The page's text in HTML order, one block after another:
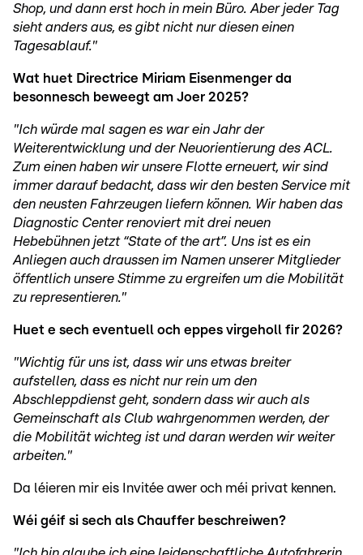
Shop, und dann erst hoch in mein Büro. Aber jeder Tag
sieht anders aus, es gibt nicht nur diesen einen
Tagesablauf."
Wat huet Directrice Miriam Eisenmenger da
besonnesch beweegt am Joer 2025?
"Ich würde mal sagen es war ein Jahr der
Weiterentwicklung und der Neuorientierung des ACL.
Zum einen haben wir unsere Flotte erneuert, wir sind
immer darauf bedacht, dass wir den besten Service mit
den neusten Fahrzeugen liefern können. Wir haben das
Diagnostic Center renoviert mit drei neuen
Hebebühnen jetzt “State of the art”. Uns ist es ein
Anliegen auch draussen im Namen unserer Mitglieder
öffentlich unsere Stimme zu ergreifen um die Mobilität
zu representieren."
Huet e sech eventuell och eppes virgeholl fir 2026?
"Wichtig für uns ist, dass wir uns etwas breiter
aufstellen, dass es nicht nur rein um den
Abschleppdienst geht, sondern dass wir auch als
Gemeinschaft als Club wahrgenommen werden, der
die Mobilität wichteg ist und daran werden wir weiter
arbeiten."
Da léieren mir eis Invitée awer och méi privat kennen.
Wéi géif si sech als Chauffer beschreiwen?